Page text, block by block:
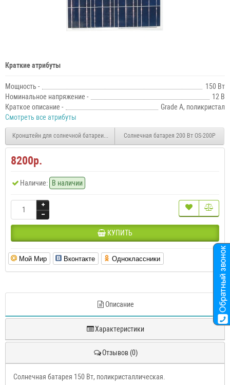
Краткие атрибуты
Мощность -
150 Вт
Номинальное напряжение -
12 В
Краткое описание -
Grade A, поликристал
Смотреть все атрибуты
Кронштейн для солнечной батареи и аккумулятора на столбСолнечная батарея 200 Вт OS-200Р
8200р.
Наличие: В наличии
КУПИТЬ
Мой Мир Вконтакте Одноклассники
Описание
Характеристики
Отзывов (0)
Солнечная батарея 150 Вт, поликристаллическая.